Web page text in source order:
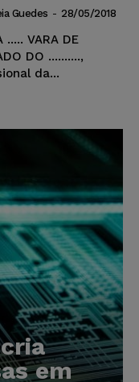
Guedes - 28/05/2018
..... VARA DE
DO ..........,
da...
em